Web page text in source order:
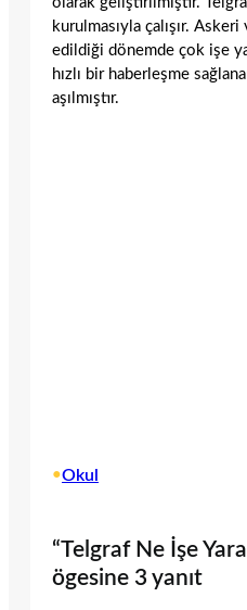
kurulmasıyla çalışır.
edildiği dönemde çok işe
hızlı bir haberleşme
aşılmıştır.
•Okul
“Telgraf Ne İşe
ögesine 3 yanıt